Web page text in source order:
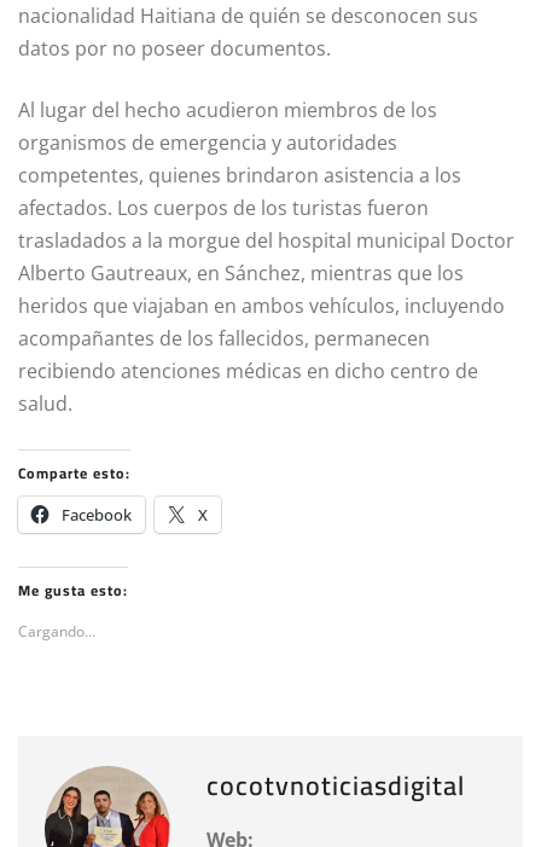
nacionalidad Haitiana de quién se desconocen sus
datos por no poseer documentos.
Al lugar del hecho acudieron miembros de los
organismos de emergencia y autoridades
competentes, quienes brindaron asistencia a los
afectados. Los cuerpos de los turistas fueron
trasladados a la morgue del hospital municipal Doctor
Alberto Gautreaux, en Sánchez, mientras que los
heridos que viajaban en ambos vehículos, incluyendo
acompañantes de los fallecidos, permanecen
recibiendo atenciones médicas en dicho centro de
salud.
Comparte esto:
Facebook X
Me gusta esto:
Cargando...
cocotvnoticiasdigital
Web: